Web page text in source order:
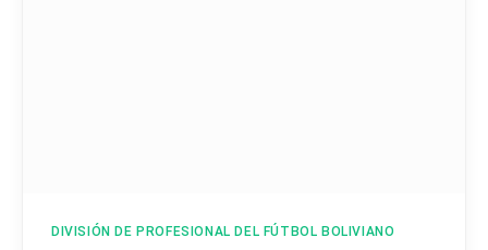
DIVISIÓN DE PROFESIONAL DEL FÚTBOL BOLIVIANO